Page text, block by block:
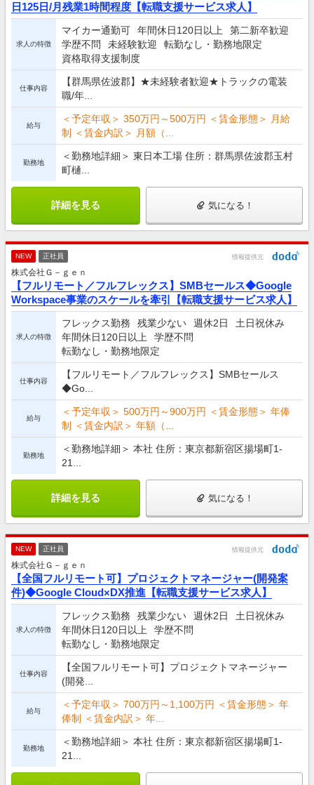
日125日/月残業1時間程度【転職支援サービス求人】
求人の特徴
マイカー通勤可 年間休日120日以上
第二新卒歓迎
学歴不問
未経験歓迎
転勤なし・勤務地限定
資格取得支援制度
仕事内容
【群馬県佐波郡】★未経験者歓迎★トラックの電装
職/年...
給与
＜予定年収＞ 350万円～500万円 ＜賃金形態＞ 月給
制 ＜賃金内訳＞ 月額（...
勤務地
＜勤務地詳細＞ 東日本工場 住所：群馬県佐波郡玉村
町樋...
詳細を見る 気になる！
NEW 正社員 情報提供元
株式会社Ｇ－ｇｅｎ
【フルリモート／フルフレックス】SMBセールス◆Google
Workspace事業のスケールを牽引【転職支援サービス求人】
求人の特徴
フレックス勤務 残業少ない 週休2日
土日祝休み
年間休日120日以上
学歴不問
転勤なし・勤務地限定
仕事内容
【フルリモート／フルフレックス】SMBセールス
◆Go...
給与
＜予定年収＞ 500万円～900万円 ＜賃金形態＞ 年俸
制 ＜賃金内訳＞ 年額（...
勤務地
＜勤務地詳細＞ 本社 住所：東京都新宿区揚場町1-
21...
詳細を見る 気になる！
NEW 正社員 情報提供元
株式会社Ｇ－ｇｅｎ
【全国フルリモート可】プロジェクトマネージャー(開発案
件)◆Google Cloud×DX推進【転職支援サービス求人】
求人の特徴
フレックス勤務 残業少ない 週休2日
土日祝休み
年間休日120日以上
学歴不問
転勤なし・勤務地限定
仕事内容
【全国フルリモート可】プロジェクトマネージャー
(開発...
給与
＜予定年収＞ 700万円～1,100万円 ＜賃金形態＞ 年
俸制 ＜賃金内訳＞ 年...
勤務地
＜勤務地詳細＞ 本社 住所：東京都新宿区揚場町1-
21...